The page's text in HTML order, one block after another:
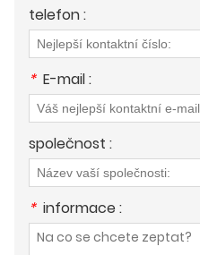
telefon :
* E-mail :
společnost :
* informace :